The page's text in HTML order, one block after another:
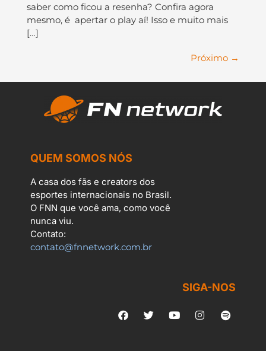
saber como ficou a resenha? Confira agora
mesmo, é apertar o play aí! Isso e muito mais
[…]
Próximo →
QUEM SOMOS NÓS
A casa dos fãs e creators dos
esportes internacionais no Brasil.
O FNN que você ama, como você
nunca viu.
Contato:
contato@fnnetwork.com.br
SIGA-NOS